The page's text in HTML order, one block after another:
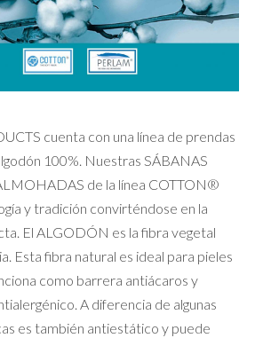
cuenta con una línea de prendas
100%. Nuestras SÁBANAS
de la línea COTTON®
y tradición convirténdose en la
El ALGODÓN es la fibra vegetal
Esta fibra natural es ideal para pieles
como barrera antiácaros y
A diferencia de algunas
es también antiestático y puede